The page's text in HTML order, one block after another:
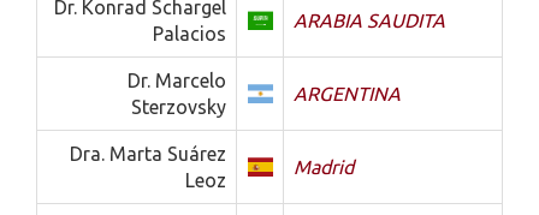
Dr. Konrad Schargel
Palacios
ARABIA SAUDITA
Dr. Marcelo
Sterzovsky
ARGENTINA
Dra. Marta Suárez
Leoz
Madrid